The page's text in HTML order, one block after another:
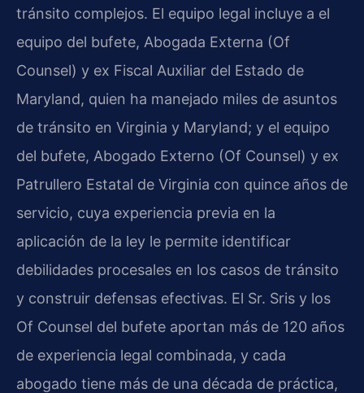
tránsito complejos. El equipo legal incluye a el
equipo del bufete, Abogada Externa (Of
Counsel) y ex Fiscal Auxiliar del Estado de
Maryland, quien ha manejado miles de asuntos
de tránsito en Virginia y Maryland; y el equipo
del bufete, Abogado Externo (Of Counsel) y ex
Patrullero Estatal de Virginia con quince años de
servicio, cuya experiencia previa en la
aplicación de la ley le permite identificar
debilidades procesales en los casos de tránsito
y construir defensas efectivas. El Sr. Sris y los
Of Counsel del bufete aportan más de 120 años
de experiencia legal combinada, y cada
abogado tiene más de una década de práctica,